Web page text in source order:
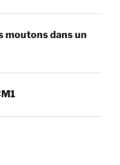
moutons dans un